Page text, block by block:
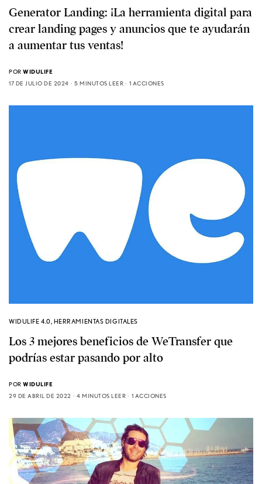
Generator Landing: ¡La herramienta digital para
crear landing pages y anuncios que te ayudarán
a aumentar tus ventas!
POR WIDULIFE
17 DE JULIO DE 2024
5 MINUTOS LEER 1 ACCIONES
WIDULIFE 4.0, HERRAMIENTAS DIGITALES
Los 3 mejores beneficios de WeTransfer que
podrías estar pasando por alto
POR WIDULIFE
29 DE ABRIL DE 2022
4 MINUTOS LEER 1 ACCIONES